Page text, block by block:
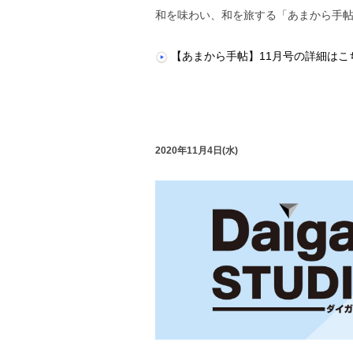
和を味わい、和を旅する「あまから手
【あまから手帖】11月号の詳細は
2020年11月4日(水)